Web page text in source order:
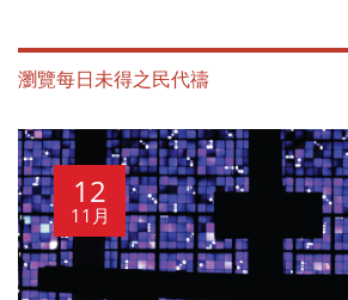
瀏覽每日未得之民代禱
12
11月